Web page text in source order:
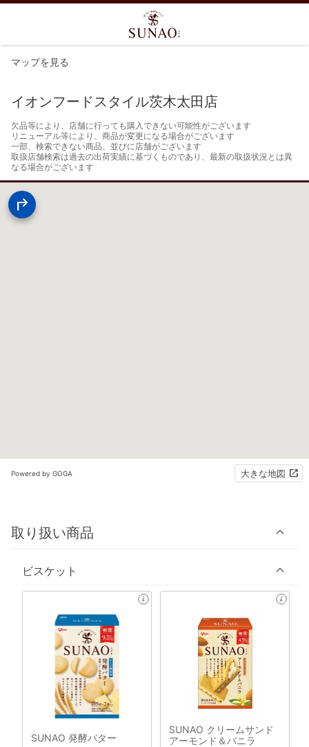
マップを見る
イオンフードスタイル茨木太田店
欠品等により、店舗に行っても購入できない可能性がございます
リニューアル等により、商品が変更になる場合がございます
一部、検索できない商品、並びに店舗がございます
取扱店舗検索は過去の出荷実績に基づくものであり、最新の取扱状況とは異
なる場合がございます
Powered by GOGA 大きな地図
取り扱い商品
ビスケット
SUNAO 発酵バター
SUNAO クリームサンド
アーモンド＆バニラ